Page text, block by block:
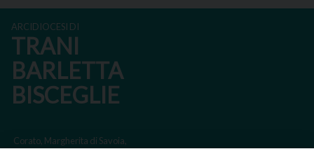
ARCIDIOCESI DI
TRANI
BARLETTA
BISCEGLIE
Corato, Margherita di Savoia,